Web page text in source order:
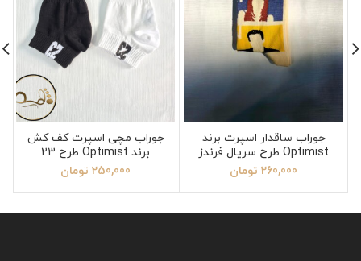
جوراب ساقدار اسپرت برند
Optimist طرح سریال فرندز
260,000 تومان
جوراب مچی اسپرت کف کش
برند Optimist طرح 23
250,000 تومان